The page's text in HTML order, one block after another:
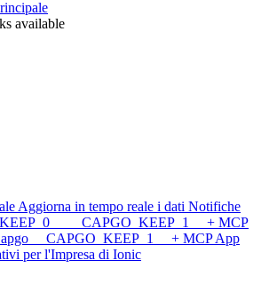
available
Aggiorna in tempo reale i dati Notifiche
__CAPGO_KEEP_1__ + MCP
__CAPGO_KEEP_1__ + MCPApp
per l'Impresa di Ionic